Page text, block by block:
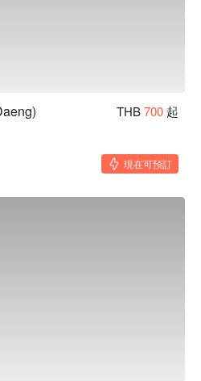
THB700 起
現在可預訂